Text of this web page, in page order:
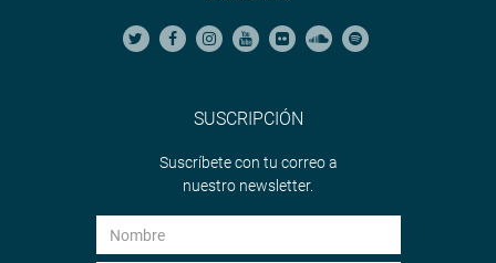
SUSCRIPCIÓN
Suscríbete con tu correo a
nuestro newsletter.